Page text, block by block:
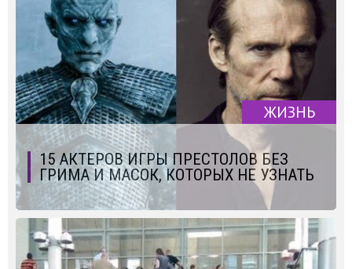
ЖИЗНЬ
15 АКТЕРОВ ИГРЫ ПРЕСТОЛОВ БЕЗ
ГРИМА И МАСОК, КОТОРЫХ НЕ УЗНАТЬ